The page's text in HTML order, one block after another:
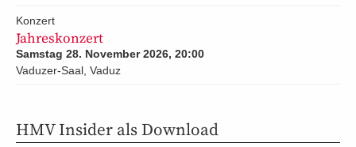
Konzert
Jahreskonzert
Samstag 28. November 2026, 20:00
Vaduzer-Saal, Vaduz
HMV Insider als Download